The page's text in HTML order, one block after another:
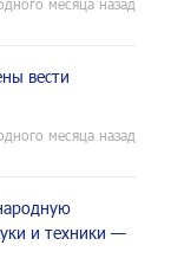
месяца назад
вести
месяца назад
и техники —